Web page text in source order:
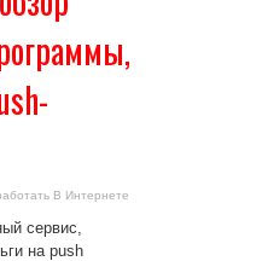
В Интернете
сервис,
на push